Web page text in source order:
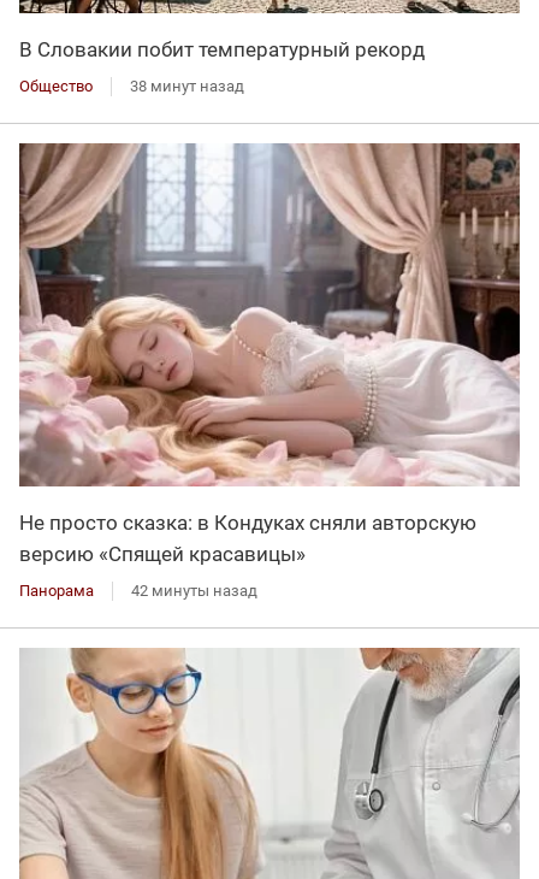
В Словакии побит температурный рекорд
Общество 38 минут назад
Не просто сказка: в Кондуках сняли авторскую
версию «Спящей красавицы»
Панорама 42 минуты назад